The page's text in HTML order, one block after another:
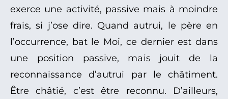
exerce une activité, passive mais à moindre
frais, si j’ose dire. Quand autrui, le père en
l’occurrence, bat le Moi, ce dernier est dans
une position passive, mais jouit de la
reconnaissance d’autrui par le châtiment.
Être châtié, c’est être reconnu. D’ailleurs,